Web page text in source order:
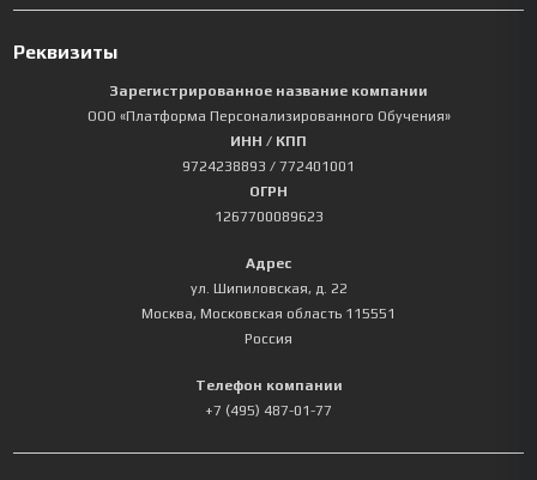
Реквизиты
Зарегистрированное название компании
ООО «Платформа Персонализированного Обучения»
ИНН / КПП
9724238893 / 772401001
ОГРН
1267700089623
Адрес
ул. Шипиловская, д. 22
Москва, Московская область 115551
Россия
Телефон компании
+7 (495) 487-01-77